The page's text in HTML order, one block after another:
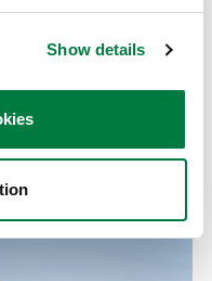
Show details
。Workday HCM則
理平台。Workday 在
同排行的前50名中